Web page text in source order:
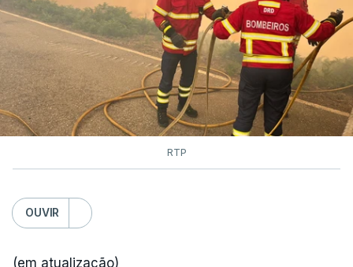
RTP
OUVIR
(em atualização)